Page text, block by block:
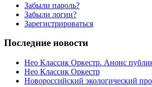
Забыли пароль?
Забыли логин?
Зарегистрироваться
Последние новости
Нео Классик Оркестр. Анонс
Нео Классик Оркестр
Новороссийский экологический